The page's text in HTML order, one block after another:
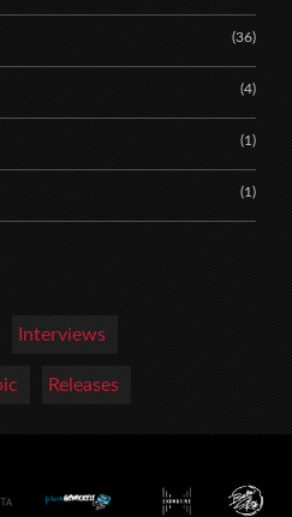
(36)
(4)
(1)
(1)
Interviews
Releases